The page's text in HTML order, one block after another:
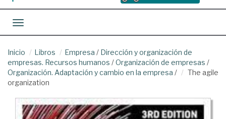
Toggle navigation
Inicio Libros Empresa / Dirección y organización de
empresas. Recursos humanos /Organización de empresas /
Organización. Adaptación y cambio en la empresa /
The agile
organization